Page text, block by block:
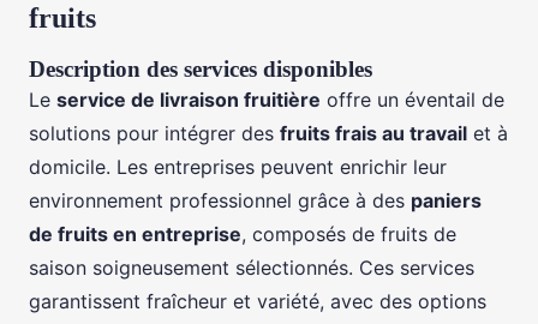
fruits
Description des services disponibles
Le service de livraison fruitière offre un éventail de
solutions pour intégrer des fruits frais au travail et à
domicile. Les entreprises peuvent enrichir leur
environnement professionnel grâce à des paniers
de fruits en entreprise, composés de fruits de
saison soigneusement sélectionnés. Ces services
garantissent fraîcheur et variété, avec des options